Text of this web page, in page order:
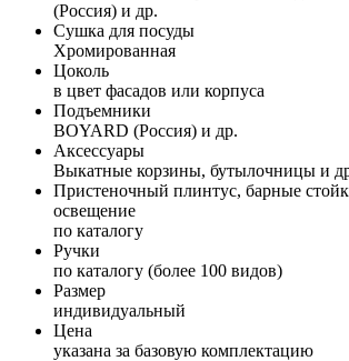
(Россия) и др.
Сушка для посуды
Хромированная
Цоколь
в цвет фасадов или корпуса
Подъемники
BOYARD (Россия) и др.
Аксессуары
Выкатные корзины, бутылочницы и
Пристеночный плинтус, барные
освещение
по каталогу
Ручки
по каталогу (более 100 видов)
Размер
индивидуальный
Цена
указана за базовую комплектацию